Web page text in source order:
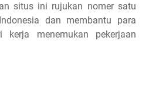
situs ini rujukan nomer satu
dan membantu para
kerja menemukan pekerjaan